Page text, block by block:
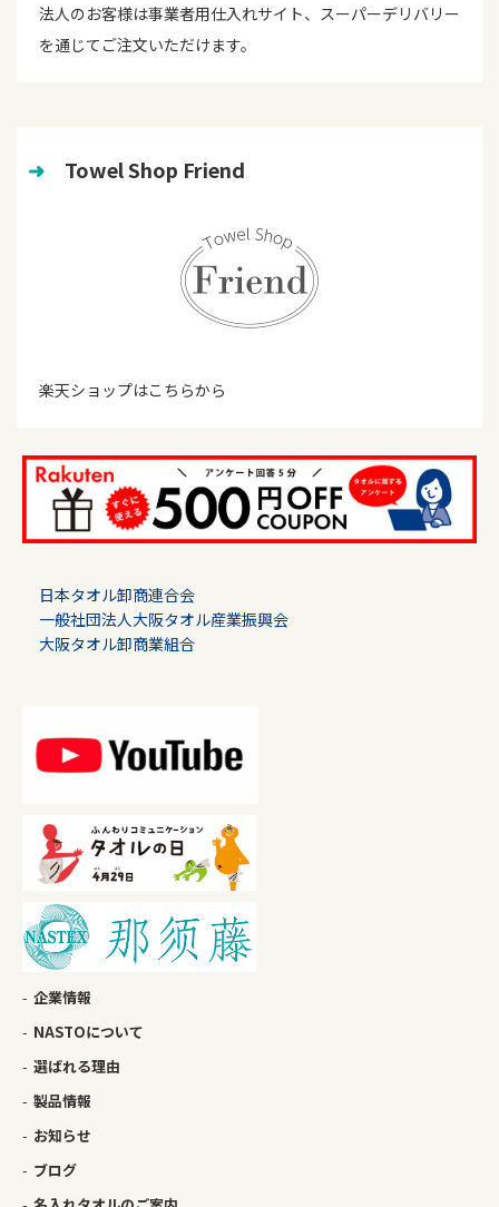
法人のお客様は事業者用仕入れサイト、スーパーデリバリー
を通じてご注文いただけます。
➜ Towel Shop Friend
楽天ショップはこちらから
日本タオル卸商連合会
一般社団法人大阪タオル産業振興会
大阪タオル卸商業組合
企業情報
NASTOについて
選ばれる理由
製品情報
お知らせ
ブログ